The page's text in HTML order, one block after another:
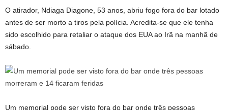
O atirador, Ndiaga Diagone, 53 anos, abriu fogo fora do bar lotado
antes de ser morto a tiros pela polícia. Acredita-se que ele tenha
sido escolhido para retaliar o ataque dos EUA ao Irã na manhã de
sábado.
Um memorial pode ser visto fora do bar onde três pessoas